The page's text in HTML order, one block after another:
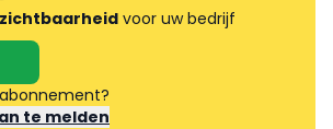
voor uw bedrijf
te melden